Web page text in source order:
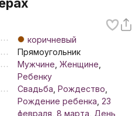
коричневый
Прямоугольник
Мужчине Женщине
Ребенку
Свадьба Рождество
Рождение ребенка 23
февраля 8 марта День